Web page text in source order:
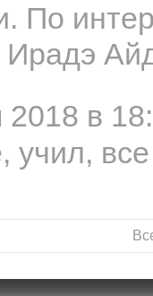
По
Ирадэ
2018 в
учил,